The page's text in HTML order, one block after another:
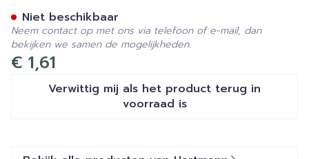
€ 1,61
Verwittig mij als het product terug in
voorraad is
Niet beschikbaar
Neem contact op met ons via telefoon of e-mail, dan
bekijken we samen de mogelijkheden.